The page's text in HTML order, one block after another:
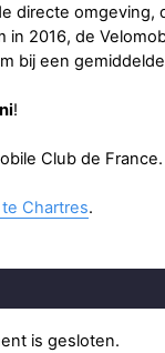
directe
in 2016, de
bij een
!
Club de France.
Chartres.
is gesloten.